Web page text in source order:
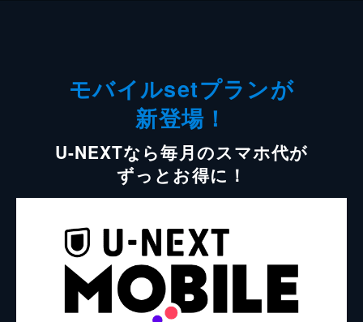
モバイルsetプランが
新登場！
U-NEXTなら毎月のスマホ代が
ずっとお得に！